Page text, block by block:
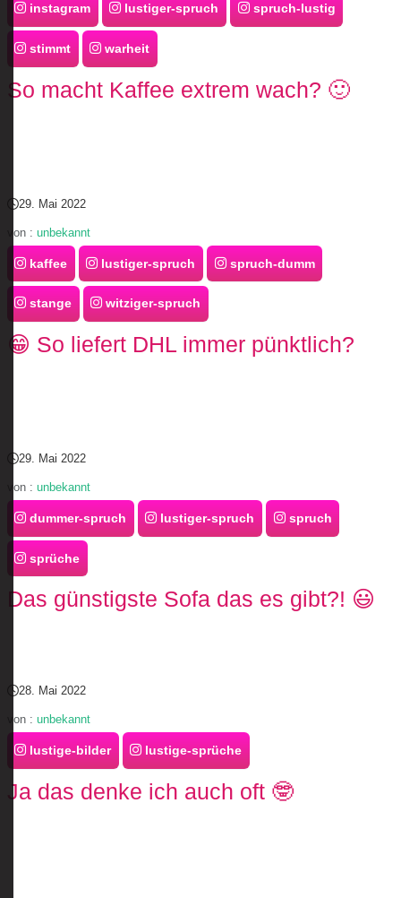
instagram lustiger-spruch spruch-lustig
stimmt warheit
So macht Kaffee extrem wach? 🙂
29. Mai 2022
von : unbekannt
kaffee lustiger-spruch spruch-dumm
stange witziger-spruch
😁 So liefert DHL immer pünktlich?
29. Mai 2022
von : unbekannt
dummer-spruch lustiger-spruch spruch
sprüche
Das günstigste Sofa das es gibt?! 😃
28. Mai 2022
von : unbekannt
lustige-bilder lustige-sprüche
Ja das denke ich auch oft 🤓